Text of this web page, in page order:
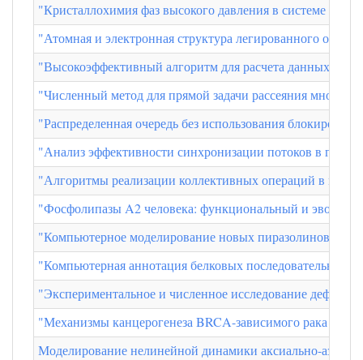
"Кристаллохимия фаз высокого давления в системе
"Атомная и электронная структура легированного
"Высокоэффективный алгоритм для расчета данных
"Численный метод для прямой задачи рассеяния
"Распределенная очередь без использования
"Анализ эффективности синхронизации потоков в
"Алгоритмы реализации коллективных операций в
"Фосфолипазы A2 человека: функциональный и
"Компьютерное моделирование новых пиразолиновых
"Компьютерная аннотация белковых
"Экспериментальное и численное исследование
"Механизмы канцерогенеза BRCA-зависимого рака
Моделирование нелинейной динамики аксиально-